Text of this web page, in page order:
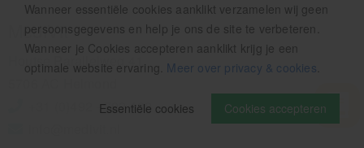
Wanneer essentiële cookies aanklikt verzamelen wij geen
persoonsgegevens en help je ons de site te verbeteren.
Wanneer je Cookies accepteren aanklikt krijg je een
optimale website ervaring. Meer over privacy & cookies
Cookies accepteren
Essentiële cookies
MediVit
Houtse Parallelweg 41
+31 (0)492 - 792 482